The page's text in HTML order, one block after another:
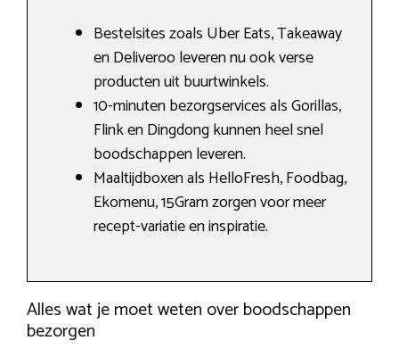
Bestelsites zoals Uber Eats, Takeaway
en Deliveroo leveren nu ook verse
producten uit buurtwinkels.
10-minuten bezorgservices als Gorillas,
Flink en Dingdong kunnen heel snel
boodschappen leveren.
Maaltijdboxen als HelloFresh, Foodbag,
Ekomenu, 15Gram zorgen voor meer
recept-variatie en inspiratie.
Alles wat je moet weten over boodschappen
bezorgen